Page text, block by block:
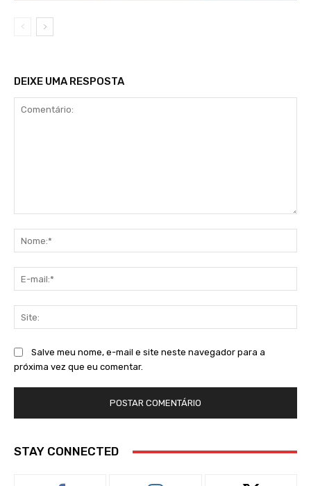
DEIXE UMA RESPOSTA
Salve meu nome, e-mail e site neste navegador para a
próxima vez que eu comentar.
STAY CONNECTED